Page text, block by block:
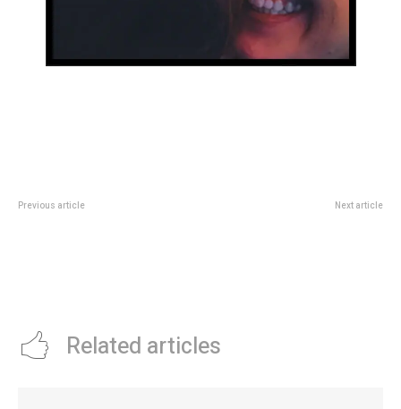
Previous article Next article
Related articles